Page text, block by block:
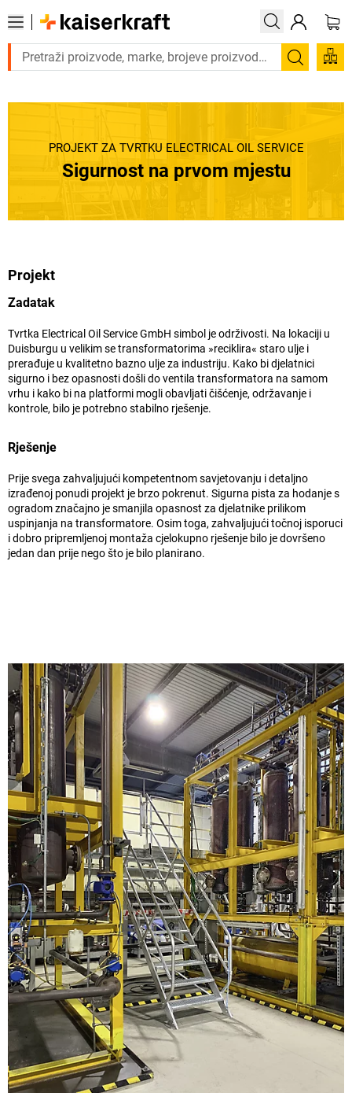
Trebate proizvod hitno? Pogledajte našu ponudu proizvoda s
PROJEKT ZA TVRTKU ELECTRICAL OIL SERVICE
Sigurnost na prvom mjestu
Projekt
Zadatak
Tvrtka Electrical Oil Service GmbH simbol je održivosti. Na lokaciji u
Duisburgu u velikim se transformatorima »reciklira« staro ulje i
prerađuje u kvalitetno bazno ulje za industriju. Kako bi djelatnici
sigurno i bez opasnosti došli do ventila transformatora na samom
vrhu i kako bi na platformi mogli obavljati čišćenje, održavanje i
kontrole, bilo je potrebno stabilno rješenje.
Rješenje
Prije svega zahvaljujući kompetentnom savjetovanju i detaljno
izrađenoj ponudi projekt je brzo pokrenut. Sigurna pista za hodanje s
ogradom značajno je smanjila opasnost za djelatnike prilikom
uspinjanja na transformatore. Osim toga, zahvaljujući točnoj isporuci
i dobro pripremljenoj montaža cjelokupno rješenje bilo je dovršeno
jedan dan prije nego što je bilo planirano.